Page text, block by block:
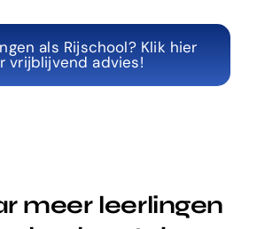
als Rijschool? Klik hier
vrijblijvend advies!
meer leerlingen